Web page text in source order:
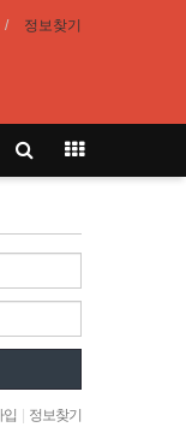
정보찾기
입 정보찾기